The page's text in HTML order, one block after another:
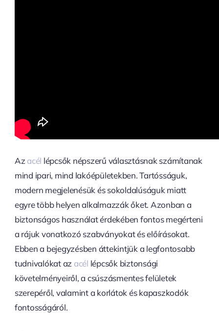
Az acél lépcsők népszerű választásnak számítanak
mind ipari, mind lakóépületekben. Tartósságuk,
modern megjelenésük és sokoldalúságuk miatt
egyre több helyen alkalmazzák őket. Azonban a
biztonságos használat érdekében fontos megérteni
a rájuk vonatkozó szabványokat és előírásokat.
Ebben a bejegyzésben áttekintjük a legfontosabb
tudnivalókat az acél lépcsők biztonsági
követelményeiről, a csúszásmentes felületek
szerepéről, valamint a korlátok és kapaszkodók
fontosságáról.